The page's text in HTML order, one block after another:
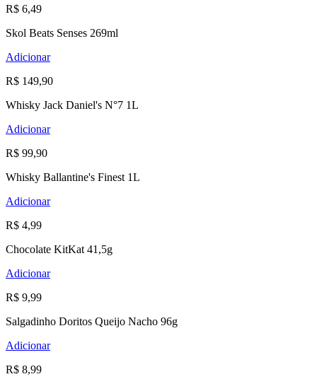
R$ 6,49
Skol Beats Senses 269ml
Adicionar
R$ 149,90
Whisky Jack Daniel's N°7 1L
Adicionar
R$ 99,90
Whisky Ballantine's Finest 1L
Adicionar
R$ 4,99
Chocolate KitKat 41,5g
Adicionar
R$ 9,99
Salgadinho Doritos Queijo Nacho 96g
Adicionar
R$ 8,99